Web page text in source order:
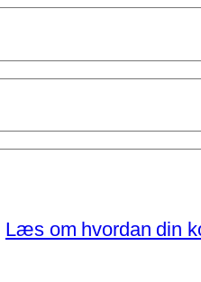
Læs om hvordan din